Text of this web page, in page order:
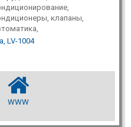
клапаны,
LV-1004
WWW